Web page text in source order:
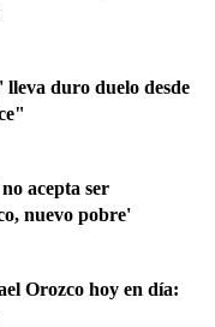
duro duelo desde
acepta ser
nuevo pobre'
Orozco hoy en día: